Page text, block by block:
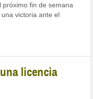
próximo fin de semana
victoria ante el
licencia